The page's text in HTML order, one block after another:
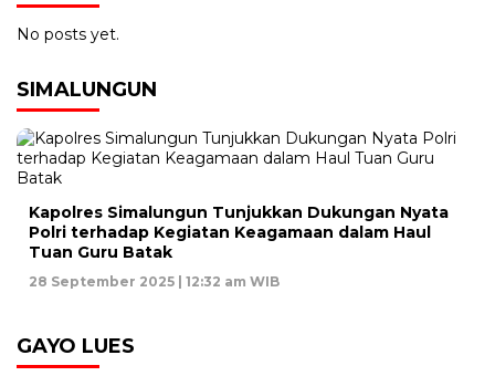
No posts yet.
SIMALUNGUN
Kapolres Simalungun Tunjukkan Dukungan Nyata
Polri terhadap Kegiatan Keagamaan dalam Haul
Tuan Guru Batak
28 September 2025 | 12:32 am WIB
GAYO LUES